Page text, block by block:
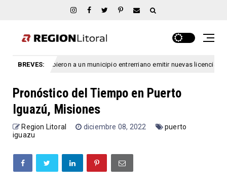
BREVES:
Prohibieron a un municipio entrerriano emitir nuevas licencias de
Pronóstico del Tiempo en Puerto
Iguazú, Misiones
Region Litoral diciembre 08, 2022
puerto
iguazu